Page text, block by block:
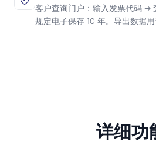
客户查询门户：输入发票代码 →
规定电子保存 10 年。导出数据用
详细功